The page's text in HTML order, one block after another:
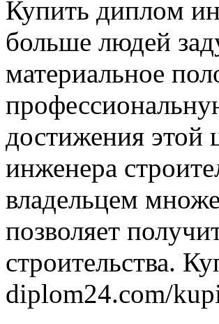
Купить диплoм
больше людей
материальное
достижения
инженера
владельцем
позволяет
строительства.
diplom24.com/